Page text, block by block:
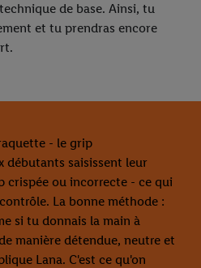
de base. Ainsi, tu
et tu prendras encore
- le grip
débutants saisissent leur
crispée ou incorrecte - ce qui
La bonne méthode :
si tu donnais la main à
manière détendue, neutre et
Lana. C'est ce qu'on